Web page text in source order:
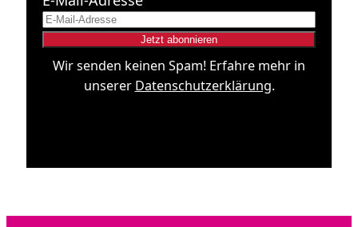
Wir senden keinen Spam! Erfahre mehr in
unserer Datenschutzerklärung.